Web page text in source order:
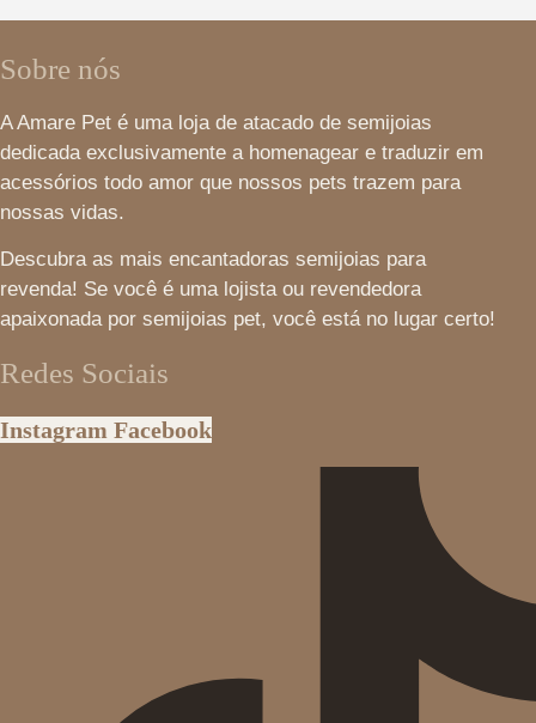
Sobre nós
A Amare Pet é uma loja de atacado de semijoias
dedicada exclusivamente a homenagear e traduzir em
acessórios todo amor que nossos pets trazem para
nossas vidas.
Descubra as mais encantadoras semijoias para
revenda! Se você é uma lojista ou revendedora
apaixonada por semijoias pet, você está no lugar certo!
Redes Sociais
Instagram Facebook